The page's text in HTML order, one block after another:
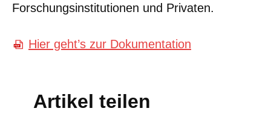
Forschungsinstitutionen und Privaten.
Hier geht’s zur Dokumentation
Artikel teilen